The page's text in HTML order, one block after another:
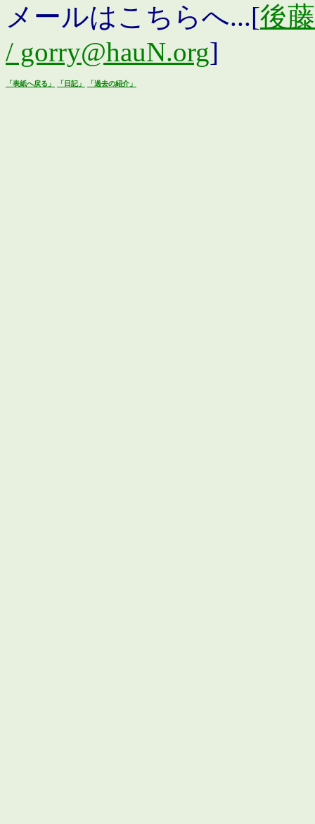
メールはこちらへ...[後
/ gorry@hauN.org]
「表紙へ戻る」 「日記」 「過去の紹介」